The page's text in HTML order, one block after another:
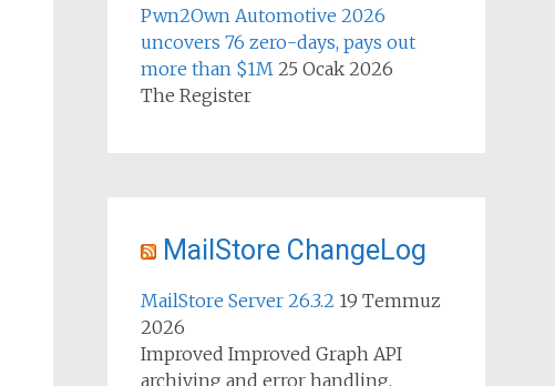
Pwn2Own Automotive 2026
uncovers 76 zero-days, pays out
more than $1M 25 Ocak 2026
The Register
MailStore ChangeLog
MailStore Server 26.3.2 19 Temmuz
2026
Improved Improved Graph API
archiving and error handling.